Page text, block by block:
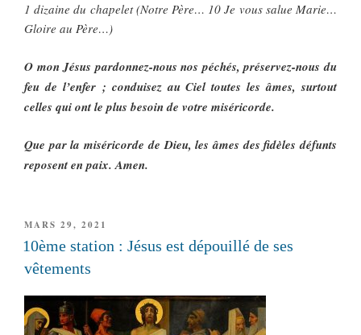
1 dizaine du chapelet (Notre Père… 10 Je vous salue Marie…
Gloire au Père…)
O mon Jésus pardonnez-nous nos péchés, préservez-nous du
feu de l’enfer ; conduisez au Ciel toutes les âmes, surtout
celles qui ont le plus besoin de votre miséricorde.
Que par la miséricorde de Dieu, les âmes des fidèles défunts
reposent en paix. Amen.
PUBLIÉ
LE
MARS 29, 2021
10ème station : Jésus est dépouillé de ses
vêtements